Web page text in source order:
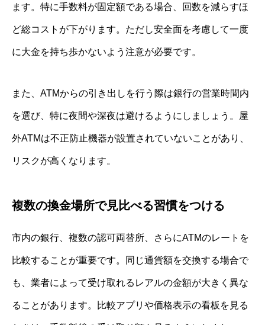
ます。特に手数料が固定額である場合、回数を減らすほ
ど総コストが下がります。ただし安全面を考慮して一度
に大金を持ち歩かないよう注意が必要です。
また、ATMからの引き出しを行う際は銀行の営業時間内
を選び、特に夜間や深夜は避けるようにしましょう。屋
外ATMは不正防止機器が設置されていないことがあり、
リスクが高くなります。
複数の換金場所で見比べる習慣をつける
市内の銀行、複数の認可両替所、さらにATMのレートを
比較することが重要です。同じ通貨額を交換する場合で
も、業者によって受け取れるレアルの金額が大きく異な
ることがあります。比較アプリや価格表示の看板を見る